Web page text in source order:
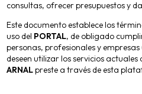
consultas, ofrecer presupuestos y
Este documento establece los
uso del PORTAL, de obligado
personas, profesionales y empresas
deseen utilizar los servicios
ARNALpreste a través de esta